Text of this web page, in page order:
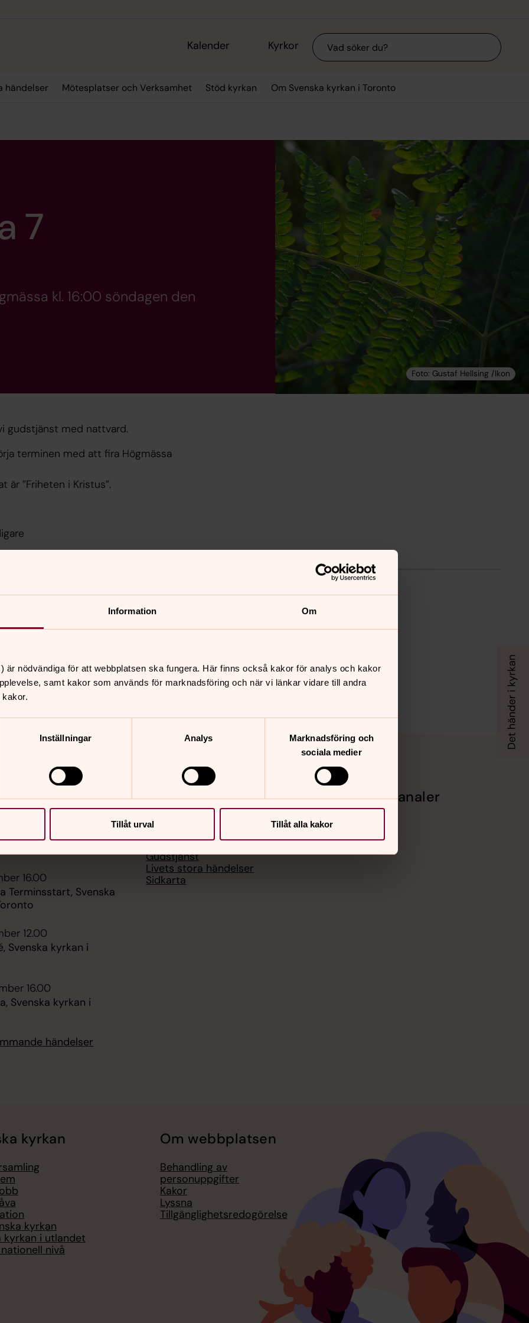
Information Om
är nödvändiga för att webbplatsen ska fungera. Här finns också kakor för analys och kakor
samt kakor som används för marknadsföring och när vi länkar vidare till andra
Inställningar Analys
Marknadsföring och
sociala medier
Tillåt urval Tillåt alla kakor
Kalender Kyrkor Sök
händelser Mötesplatser och Verksamhet Stöd kyrkan Om Svenska kyrkan i Toronto
7
kl. 16:00 söndagen den
gudstjänst med nattvard.
terminen med att fira Högmässa
”Friheten i Kristus”.
12.00
Svenska kyrkan i
16.00
Terminsstart, Svenska
12.00
Svenska kyrkan i
16.00
Svenska kyrkan i
händelser
Hitta snabbt
Medlemskap
Mötesplatser och Verksamhet
Gudstjänst
Livets stora händelser
Sidkarta
Sociala kanaler
Vimeo
kyrkan
kyrkan
kyrkan i utlandet
nivå
Om webbplatsen
Behandling av
personuppgifter
Kakor
Lyssna
Tillgänglighetsredogörelse